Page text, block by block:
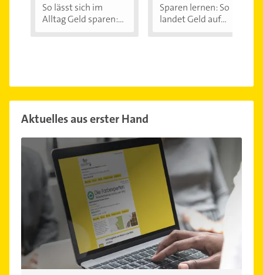
So lässt sich im
Alltag Geld sparen:...
Sparen lernen: So
landet Geld auf...
Aktuelles aus erster Hand